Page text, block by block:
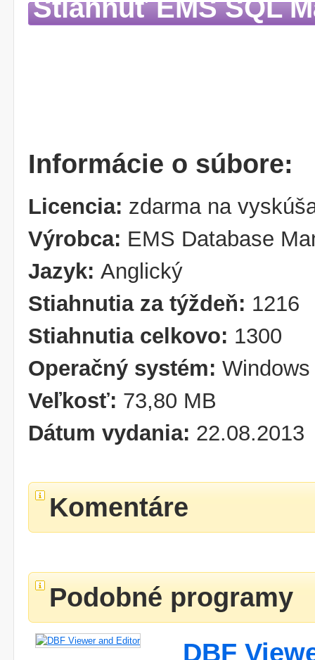
Stiahnuť EMS SQL
Informácie o súbore:
Licencia: zdarma na
Výrobca: EMS Database
Jazyk: Anglický
Stiahnutia za týždeň: 1216
Stiahnutia celkovo: 1300
Operačný systém:
Veľkosť: 73,80 MB
Dátum vydania: 22.08.2013
Komentáre
Podobné programy
DBF